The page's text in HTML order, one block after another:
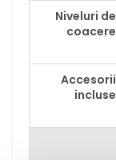
Niveluri de
coacere
Accesorii
incluse